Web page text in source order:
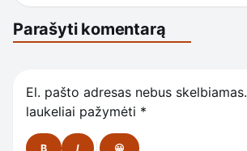
Parašyti komentarą
El. pašto adresas nebus skelbiamas.
laukeliai pažymėti *
B I 😀